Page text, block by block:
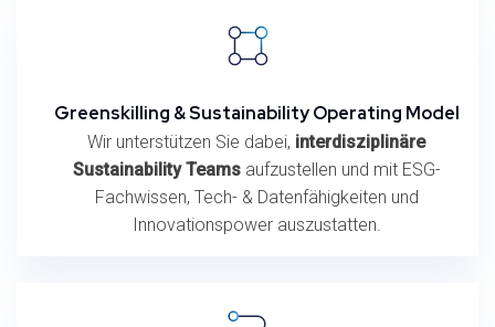
Greenskilling & Sustainability Operating Model
Wir unterstützen Sie dabei, interdisziplinäre
Sustainability Teams aufzustellen und mit ESG-
Fachwissen, Tech- & Datenfähigkeiten und
Innovationspower auszustatten.